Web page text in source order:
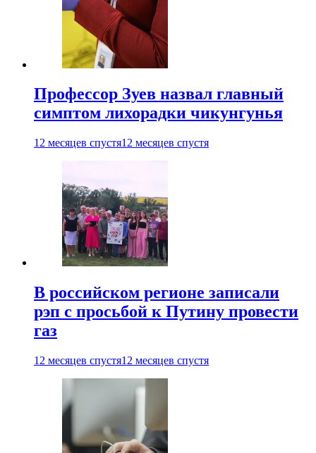
Профессор Зуев назвал главный
симптом лихорадки чикунгунья
12 месяцев спустя12 месяцев спустя
В российском регионе записали
рэп с просьбой к Путину провести
газ
12 месяцев спустя12 месяцев спустя